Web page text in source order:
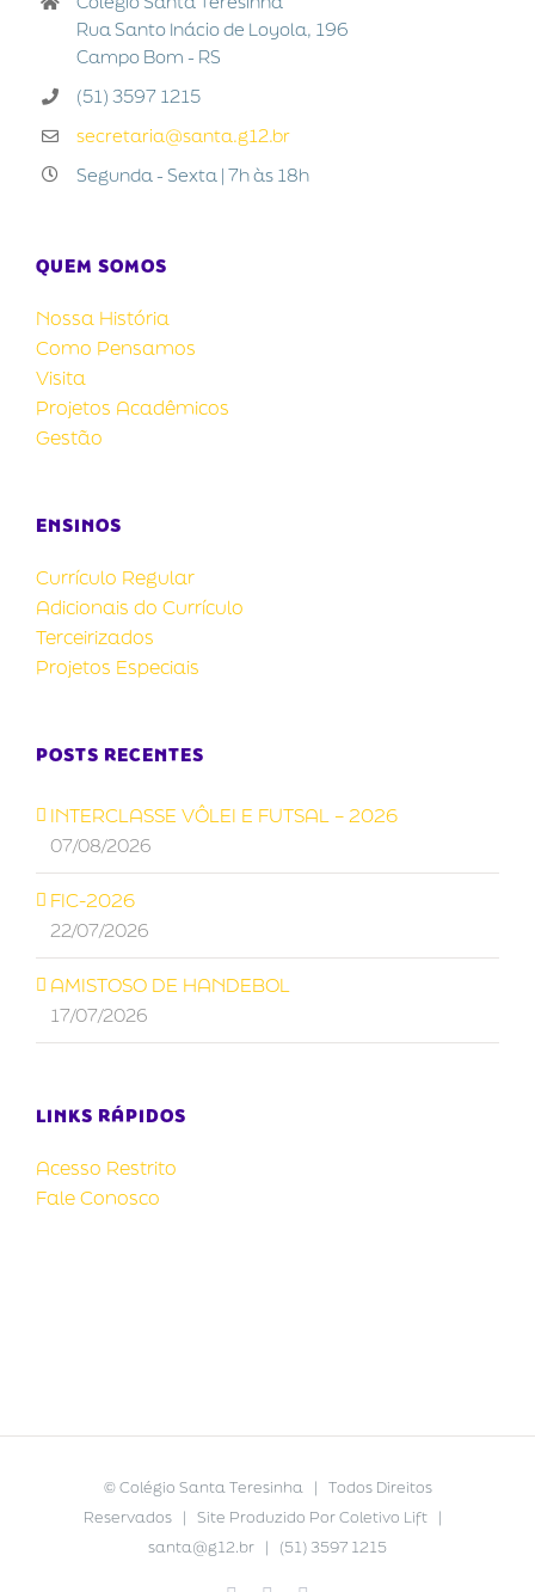
Rua Santo Inácio de Loyola, 196
Campo Bom - RS
(51) 3597 1215
secretaria@santa.g12.br
Segunda - Sexta | 7h às 18h
QUEM SOMOS
Nossa História
Como Pensamos
Visita
Projetos Acadêmicos
Gestão
ENSINOS
Currículo Regular
Adicionais do Currículo
Terceirizados
Projetos Especiais
POSTS RECENTES
INTERCLASSE VÔLEI E FUTSAL – 2026
07/08/2026
FIC-2026
22/07/2026
AMISTOSO DE HANDEBOL
17/07/2026
LINKS RÁPIDOS
Acesso Restrito
Fale Conosco
©Colégio Santa Teresinha| Todos Direitos
Reservados | Site Produzido PorColetivo Lift|
santa@g12.br | (51) 3597 1215